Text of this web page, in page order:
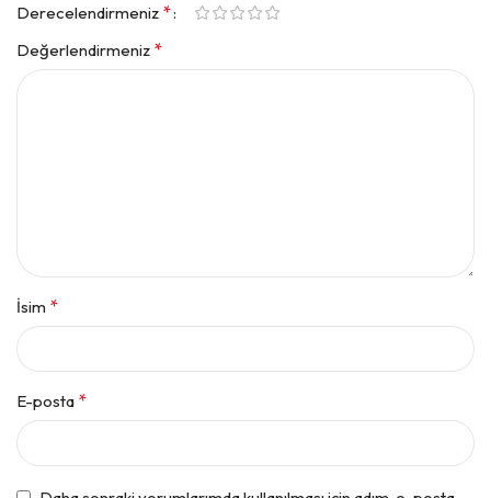
Derecelendirmeniz *
Değerlendirmeniz *
İsim *
E-posta *